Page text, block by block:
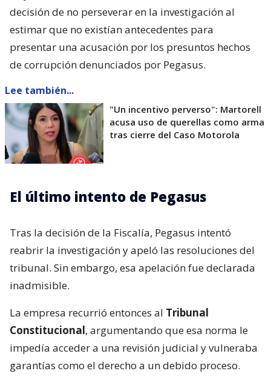
decisión de no perseverar en la investigación al
estimar que no existían antecedentes para
presentar una acusación por los presuntos hechos
de corrupción denunciados por Pegasus.
Lee también...
"Un incentivo perverso": Martorell
acusa uso de querellas como arma
tras cierre del Caso Motorola
El último intento de Pegasus
Tras la decisión de la Fiscalía, Pegasus intentó
reabrir la investigación y apeló las resoluciones del
tribunal. Sin embargo, esa apelación fue declarada
inadmisible.
La empresa recurrió entonces al Tribunal
Constitucional, argumentando que esa norma le
impedía acceder a una revisión judicial y vulneraba
garantías como el derecho a un debido proceso.